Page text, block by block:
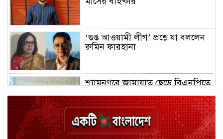
‘গুপ্ত আওয়ামী লীগ’ প্রশ্নে যা বললেন
রুমিন ফারহানা
শ্যামনগরে জামায়াত ছেড়ে বিএনপিতে
ঢাকায় হালকা বৃষ্টির সম্ভাবনা, বাড়তে